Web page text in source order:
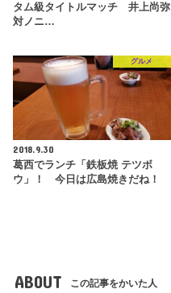
タム級タイトルマッチ 井上尚弥
対ノニ…
グルメ
2018.9.30
葛西でランチ「鉄板焼 テツボ
ウ」！ 今日は広島焼きだね！
ABOUT この記事をかいた人